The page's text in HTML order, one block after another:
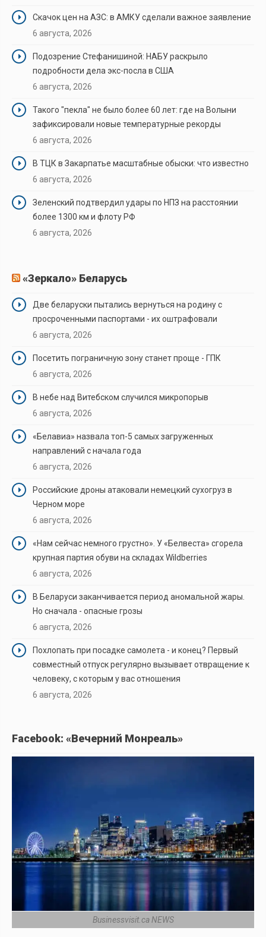
Скачок цен на АЗС: в АМКУ сделали важное заявление
6 августа, 2026
Подозрение Стефанишиной: НАБУ раскрыло
подробности дела экс-посла в США
6 августа, 2026
Такого "пекла" не было более 60 лет: где на Волыни
зафиксировали новые температурные рекорды
6 августа, 2026
В ТЦК в Закарпатье масштабные обыски: что известно
6 августа, 2026
Зеленский подтвердил удары по НПЗ на расстоянии
более 1300 км и флоту РФ
6 августа, 2026
«Зеркало» Беларусь
Две беларуски пытались вернуться на родину с
просроченными паспортами - их оштрафовали
6 августа, 2026
Посетить пограничную зону станет проще - ГПК
6 августа, 2026
В небе над Витебском случился микропорыв
6 августа, 2026
«Белавиа» назвала топ-5 самых загруженных
направлений с начала года
6 августа, 2026
Российские дроны атаковали немецкий сухогруз в
Черном море
6 августа, 2026
«Нам сейчас немного грустно». У «Белвеста» сгорела
крупная партия обуви на складах Wildberries
6 августа, 2026
В Беларуси заканчивается период аномальной жары.
Но сначала - опасные грозы
6 августа, 2026
Похлопать при посадке самолета - и конец? Первый
совместный отпуск регулярно вызывает отвращение к
человеку, с которым у вас отношения
6 августа, 2026
Facebook: «Вечерний Монреаль»
Businessvisit.ca NEWS